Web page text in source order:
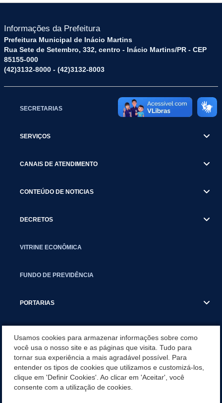
Informações da Prefeitura
Prefeitura Municipal de Inácio Martins
Rua Sete de Setembro, 332, centro - Inácio Martins/PR - CEP
85155-000
(42)3132-8000 - (42)3132-8003
SECRETARIAS
SERVIÇOS
CANAIS DE ATENDIMENTO
CONTEÚDO DE NOTICIAS
DECRETOS
VITRINE ECONÔMICA
FUNDO DE PREVIDÊNCIA
PORTARIAS
CONCURSO/PSS/CONVOCAÇÃO
INCENTIVOS PÚBLICOS À PROJETOS CULTURAIS - INÁCIO
MARTINS PR
Usamos cookies para armazenar informações sobre como
você usa o nosso site e as páginas que visita. Tudo para
tornar sua experiência a mais agradável possível. Para
entender os tipos de cookies que utilizamos e customizá-los,
clique em 'Definir Cookies'. Ao clicar em 'Aceitar', você
consente com a utilização de cookies.